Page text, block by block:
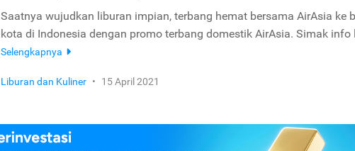
Saatnya wujudkan liburan impian, terbang hemat bersama AirAsia ke
kota di Indonesia dengan promo terbang domestik AirAsia. Simak info
Selengkapnya
Liburan dan Kuliner • 15 April 2021